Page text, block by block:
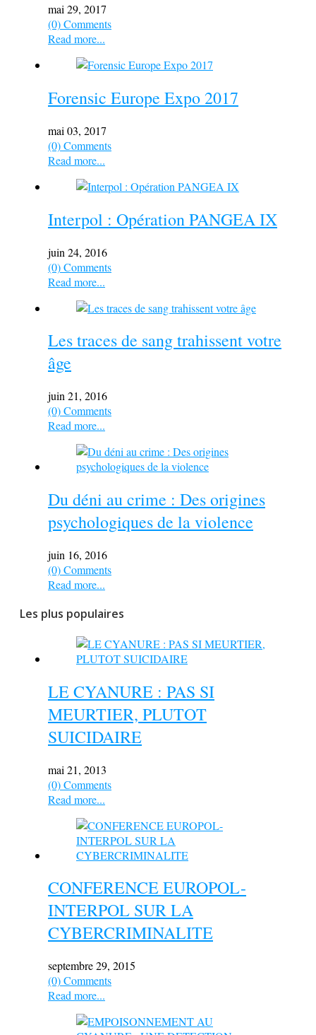
mai 29, 2017
(0) Comments
Read more...
Forensic Europe Expo 2017
mai 03, 2017
(0) Comments
Read more...
Interpol : Opération PANGEA IX
juin 24, 2016
(0) Comments
Read more...
Les traces de sang trahissent votre
âge
juin 21, 2016
(0) Comments
Read more...
Du déni au crime : Des origines
psychologiques de la violence
juin 16, 2016
(0) Comments
Read more...
Les plus populaires
LE CYANURE : PAS SI
MEURTIER, PLUTOT
SUICIDAIRE
mai 21, 2013
(0) Comments
Read more...
CONFERENCE EUROPOL-
INTERPOL SUR LA
CYBERCRIMINALITE
septembre 29, 2015
(0) Comments
Read more...